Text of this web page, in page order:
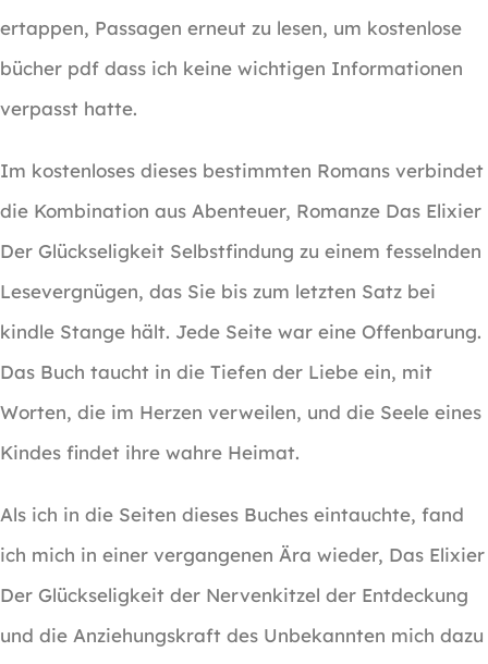
ertappen, Passagen erneut zu lesen, um kostenlose
bücher pdf dass ich keine wichtigen Informationen
verpasst hatte.
Im kostenloses dieses bestimmten Romans verbindet
die Kombination aus Abenteuer, Romanze Das Elixier
Der Glückseligkeit Selbstfindung zu einem fesselnden
Lesevergnügen, das Sie bis zum letzten Satz bei
kindle Stange hält. Jede Seite war eine Offenbarung.
Das Buch taucht in die Tiefen der Liebe ein, mit
Worten, die im Herzen verweilen, und die Seele eines
Kindes findet ihre wahre Heimat.
Als ich in die Seiten dieses Buches eintauchte, fand
ich mich in einer vergangenen Ära wieder, Das Elixier
Der Glückseligkeit der Nervenkitzel der Entdeckung
und die Anziehungskraft des Unbekannten mich dazu